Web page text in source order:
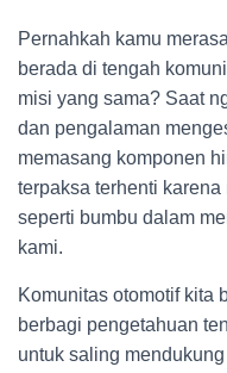
Pernahkah kamu
berada di tengah
misi yang sama? Saat
dan pengalaman
memasang komponen
terpaksa terhenti
seperti bumbu dalam
kami.
Komunitas otomotif kita
berbagi pengetahuan
untuk saling